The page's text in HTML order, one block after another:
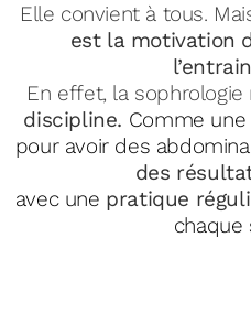
Elle convient à tous.
est la motivation
En effet, la
discipline. Comme
pour avoir des
des
avec une pratique
chaque